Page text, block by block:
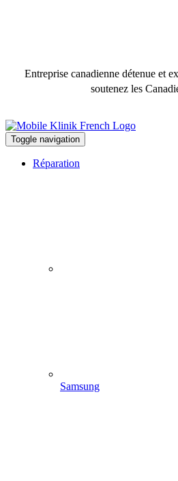
Entreprise canadienne détenue et
soutenez les
Toggle navigation
Réparation
Samsung